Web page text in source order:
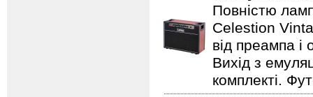
Повністю
Celestion
від преампа
Вихід з
комплекті.